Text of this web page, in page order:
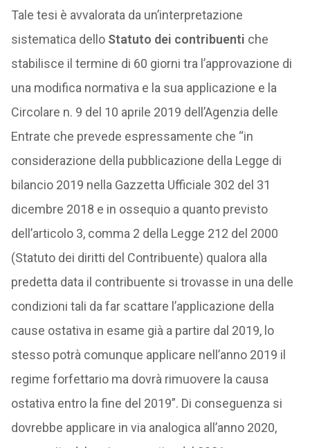
Tale tesi è avvalorata da un’interpretazione
sistematica dello Statuto dei contribuenti che
stabilisce il termine di 60 giorni tra l’approvazione di
una modifica normativa e la sua applicazione e la
Circolare n. 9 del 10 aprile 2019 dell’Agenzia delle
Entrate che prevede espressamente che “in
considerazione della pubblicazione della Legge di
bilancio 2019 nella Gazzetta Ufficiale 302 del 31
dicembre 2018 e in ossequio a quanto previsto
dell’articolo 3, comma 2 della Legge 212 del 2000
(Statuto dei diritti del Contribuente) qualora alla
predetta data il contribuente si trovasse in una delle
condizioni tali da far scattare l’applicazione della
cause ostativa in esame già a partire dal 2019, lo
stesso potrà comunque applicare nell’anno 2019 il
regime forfettario ma dovrà rimuovere la causa
ostativa entro la fine del 2019”. Di conseguenza si
dovrebbe applicare in via analogica all’anno 2020,